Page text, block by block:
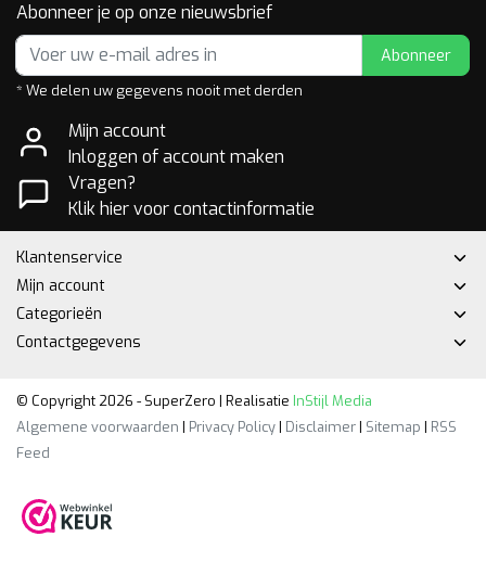
Abonneer je op onze nieuwsbrief
Abonneer
* We delen uw gegevens nooit met derden
Mijn account
Inloggen of account maken
Vragen?
Klik hier voor contactinformatie
Klantenservice
Mijn account
Categorieën
Contactgegevens
© Copyright 2026 - SuperZero | Realisatie InStijl Media
Algemene voorwaarden | Privacy Policy| Disclaimer| Sitemap | RSS
Feed